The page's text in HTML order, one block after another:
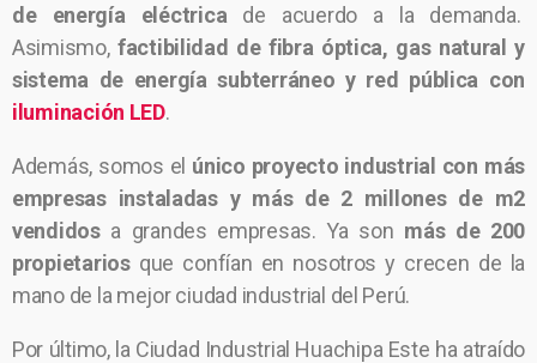
de energía eléctrica de acuerdo a la demanda.
Asimismo,factibilidad de fibra óptica, gas natural y
sistema de energía subterráneo y red pública con
iluminación LED.
Además, somos el único proyecto industrial con más
empresas instaladas y más de 2 millones de m2
vendidosa grandes empresas. Ya son más de 200
propietariosque confían en nosotros y crecen de la
mano de la mejor ciudad industrial del Perú.
Por último, la Ciudad Industrial Huachipa Este ha atraído